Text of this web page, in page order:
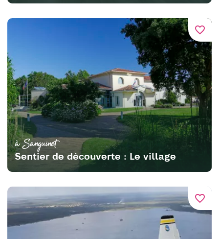
favorite_border
à Sanguinet
Sentier de découverte : Le village
favorite_border